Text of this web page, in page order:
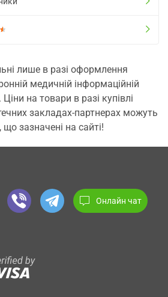
лише в разі оформлення
медичній інформаційній
на товари в разі купівлі
закладах-партнерах можуть
що зазначені на сайті!
Онлайн чат